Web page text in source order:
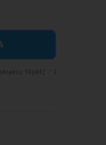
10pkt [ ]